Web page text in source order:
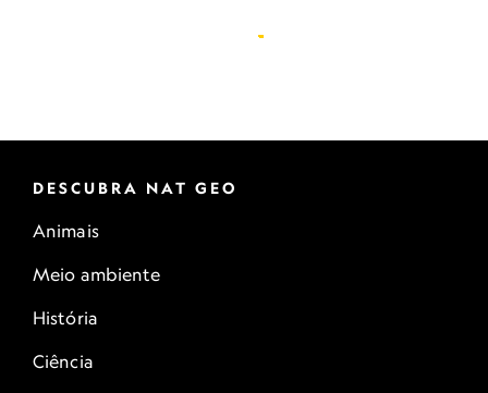
DESCUBRA NAT GEO
Animais
Meio ambiente
História
Ciência